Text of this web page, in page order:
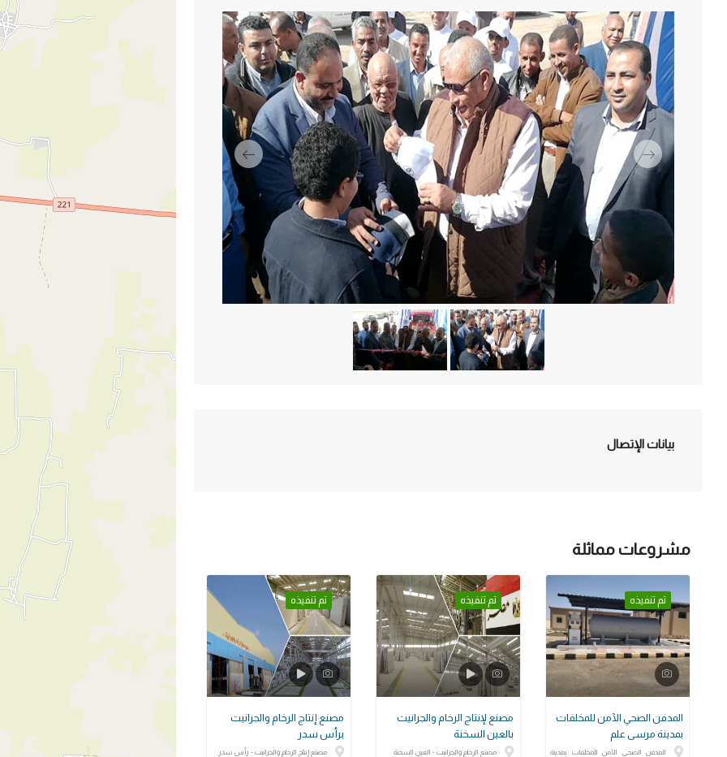
السابق التالي
بيانات الإتصال
مشروعات مماثلة
تم تنفيذه
مصنع إنتاج الرخام والجرانيت
برأس سدر
مصنع إنتاج الرخام والجرانيت - رأس سدر
تم تنفيذه
مصنع لإنتاج الرخام والجرانيت
بالعين السخنة
مصنع الرخام والجرانيت - العين السخنة
تم تنفيذه
المدفن الصحي الآمن للمخلفات
بمدينة مرسى علم
المدفن الصحي الآمن للمخلفات بمدينة